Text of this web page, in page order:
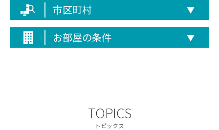
市区町村 ▼
お部屋の条件 ▼
TOPICS
トピックス